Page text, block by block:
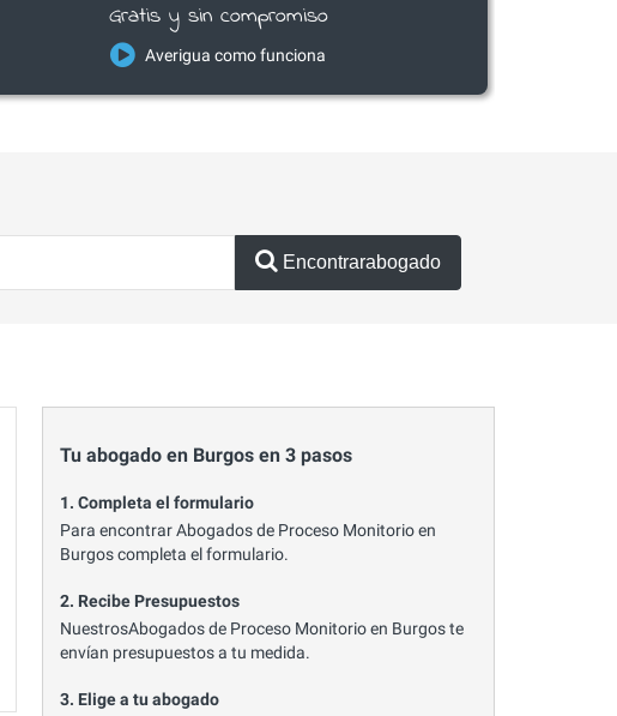
Gratis y sin compromiso
Averigua como funciona
Encontrarabogado
Tu abogado en Burgos en 3 pasos
1. Completa el formulario
Para encontrar Abogados de Proceso Monitorio en
Burgos completa el formulario.
2. Recibe Presupuestos
NuestrosAbogados de Proceso Monitorio en Burgos te
envían presupuestos a tu medida.
3. Elige a tu abogado